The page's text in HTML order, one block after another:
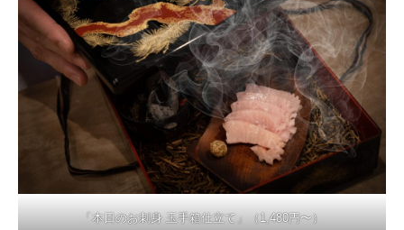
「本日のお刺身 玉手箱仕立て」（1,480円〜）